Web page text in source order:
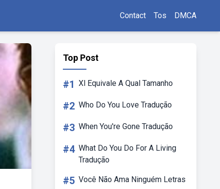
Contact Tos DMCA
Top Post
#1 Xl Equivale A Qual Tamanho
#2 Who Do You Love Tradução
#3 When You're Gone Tradução
#4 What Do You Do For A Living
Tradução
#5 Você Não Ama Ninguém Letras